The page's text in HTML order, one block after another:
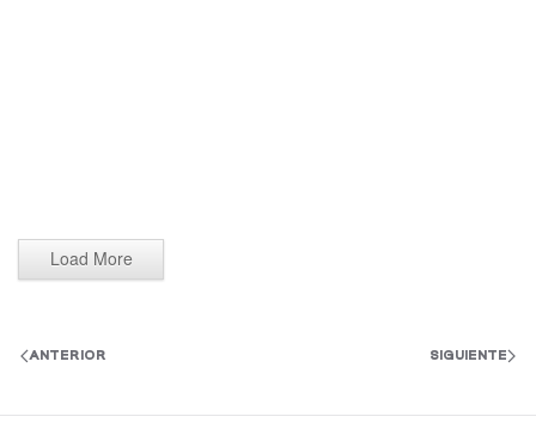
Load More
ANTERIOR SIGUIENTE